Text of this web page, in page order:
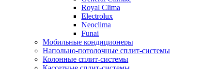
Royal Clima
Electrolux
Neoclima
Funai
Мобильные кондиционеры
Напольно-потолоч​ные ​сплит-системы
Колонные ​​сплит-системы